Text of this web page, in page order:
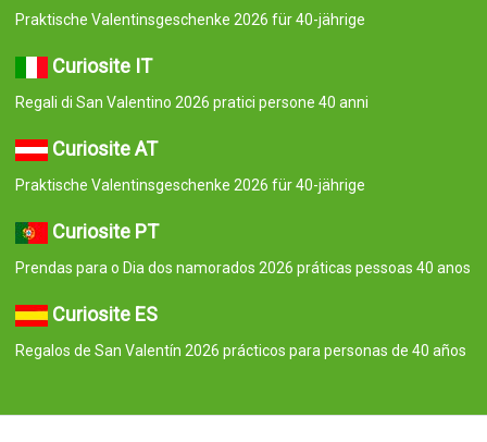
Praktische Valentinsgeschenke 2026 für 40-jährige
Curiosite IT
Regali di San Valentino 2026 pratici persone 40 anni
Curiosite AT
Praktische Valentinsgeschenke 2026 für 40-jährige
Curiosite PT
Prendas para o Dia dos namorados 2026 práticas pessoas 40 anos
Curiosite ES
Regalos de San Valentín 2026 prácticos para personas de 40 años